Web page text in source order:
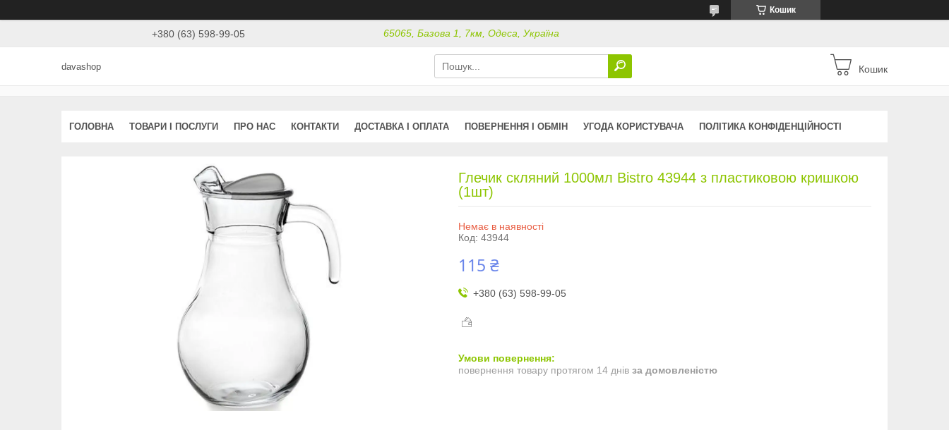
Кошик
+380 (63) 598-99-05 65065, Базова 1, 7км, Одеса, Україна
davashop Кошик
ГОЛОВНА ТОВАРИ І ПОСЛУГИ ПРО НАС КОНТАКТИ ДОСТАВКА І ОПЛАТА ПОВЕРНЕННЯ І ОБМІН УГОДА КОРИСТУВАЧА ПОЛІТИКА КОНФІДЕНЦІЙНОСТІ
Глечик скляний 1000мл Bistro 43944 з пластиковою кришкою
(1шт)
Немає в наявності
Код: 43944
115 ₴
+380 (63) 598-99-05
повернення товару протягом 14 днів за домовленістю